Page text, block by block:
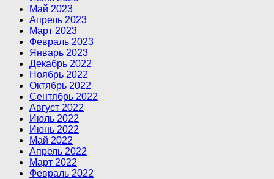
Май 2023
Апрель 2023
Март 2023
Февраль 2023
Январь 2023
Декабрь 2022
Ноябрь 2022
Октябрь 2022
Сентябрь 2022
Август 2022
Июль 2022
Июнь 2022
Май 2022
Апрель 2022
Март 2022
Февраль 2022